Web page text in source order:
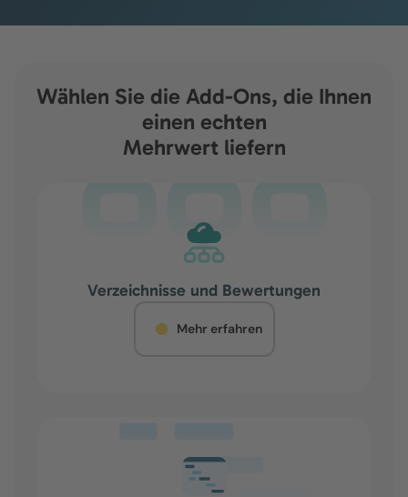
Wählen Sie die Add-Ons, die Ihnen
einen echten
Mehrwert liefern
Verzeichnisse und Bewertungen
Mehr erfahren